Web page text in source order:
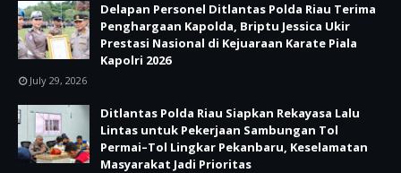
Delapan Personel Ditlantas Polda Riau Terima
Penghargaan Kapolda, Briptu Jessica Ukir
Prestasi Nasional di Kejuaraan Karate Piala
Kapolri 2026
July 29, 2026
Ditlantas Polda Riau Siapkan Rekayasa Lalu
Lintas untuk Pekerjaan Sambungan Tol
Permai–Tol Lingkar Pekanbaru, Keselamatan
Masyarakat Jadi Prioritas